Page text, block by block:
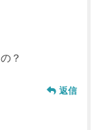
？
返信